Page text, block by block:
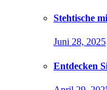
Stehtische
Juni 28, 2025
Entdecken